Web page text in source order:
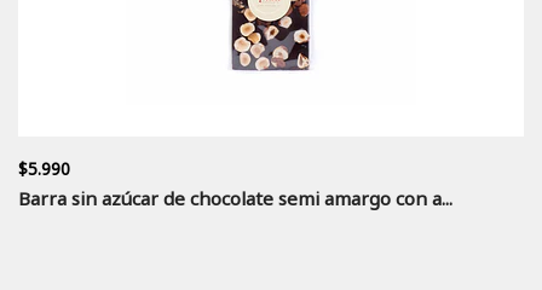
$5.990
Barra sin azúcar de chocolate semi amargo con a...